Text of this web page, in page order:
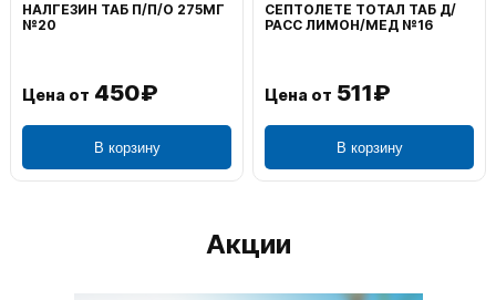
НАЛГЕЗИН ТАБ П/П/О 275МГ
№20
Цена от 450₽
В корзину
СЕПТОЛЕТЕ ТОТАЛ ТАБ Д/
РАСС ЛИМОН/МЕД №16
Цена от 511₽
В корзину
Акции